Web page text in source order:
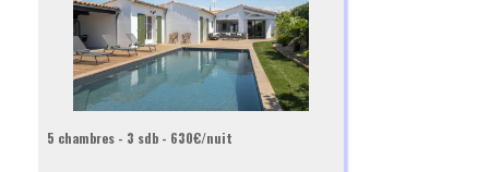
5 chambres - 3 sdb - 630€/nuit